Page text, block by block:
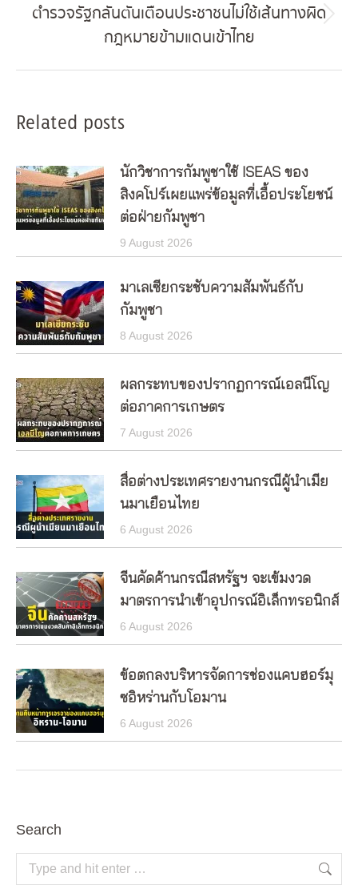
post:
ตำรวจรัฐกลันตันเตือนประชาชนไม่ใช้เส้นทางผิด
กฎหมายข้ามแดนเข้าไทย
Related posts
นักวิชาการกัมพูชาใช้ ISEAS ของ
สิงคโปร์เผยแพร่ข้อมูลที่เอื้อประโยชน์
ต่อฝ่ายกัมพูชา
9 August 2026
มาเลเซียกระชับความสัมพันธ์กับ
กัมพูชา
8 August 2026
ผลกระทบของปรากฏการณ์เอลนีโญ
ต่อภาคการเกษตร
7 August 2026
สื่อต่างประเทศรายงานกรณีผู้นำเมีย
นมาเยือนไทย
6 August 2026
จีนคัดค้านกรณีสหรัฐฯ จะเข้มงวด
มาตรการนำเข้าอุปกรณ์อิเล็กทรอนิกส์
6 August 2026
ข้อตกลงบริหารจัดการช่องแคบฮอร์มุ
ซอิหร่านกับโอมาน
6 August 2026
Search
Search: